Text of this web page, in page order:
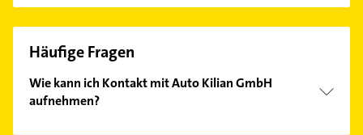
Häufige Fragen
Wie kann ich Kontakt mit Auto Kilian GmbH
aufnehmen?